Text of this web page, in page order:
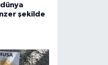
şekilde